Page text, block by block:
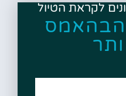
לקראת הטיול
הבהאמס